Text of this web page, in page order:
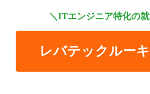
＼ITエンジニア特化の
レバテックルー